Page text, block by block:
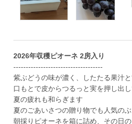
2026年収穫ピオーネ 2房入り
------------------------------------
紫ぶどうの味が濃く、したたる果汁
口もとで皮からつるっと実を押し出
夏の疲れも和らぎます
夏のごあいさつの贈り物でも人気の
朝採りピオーネを箱に詰め、その日